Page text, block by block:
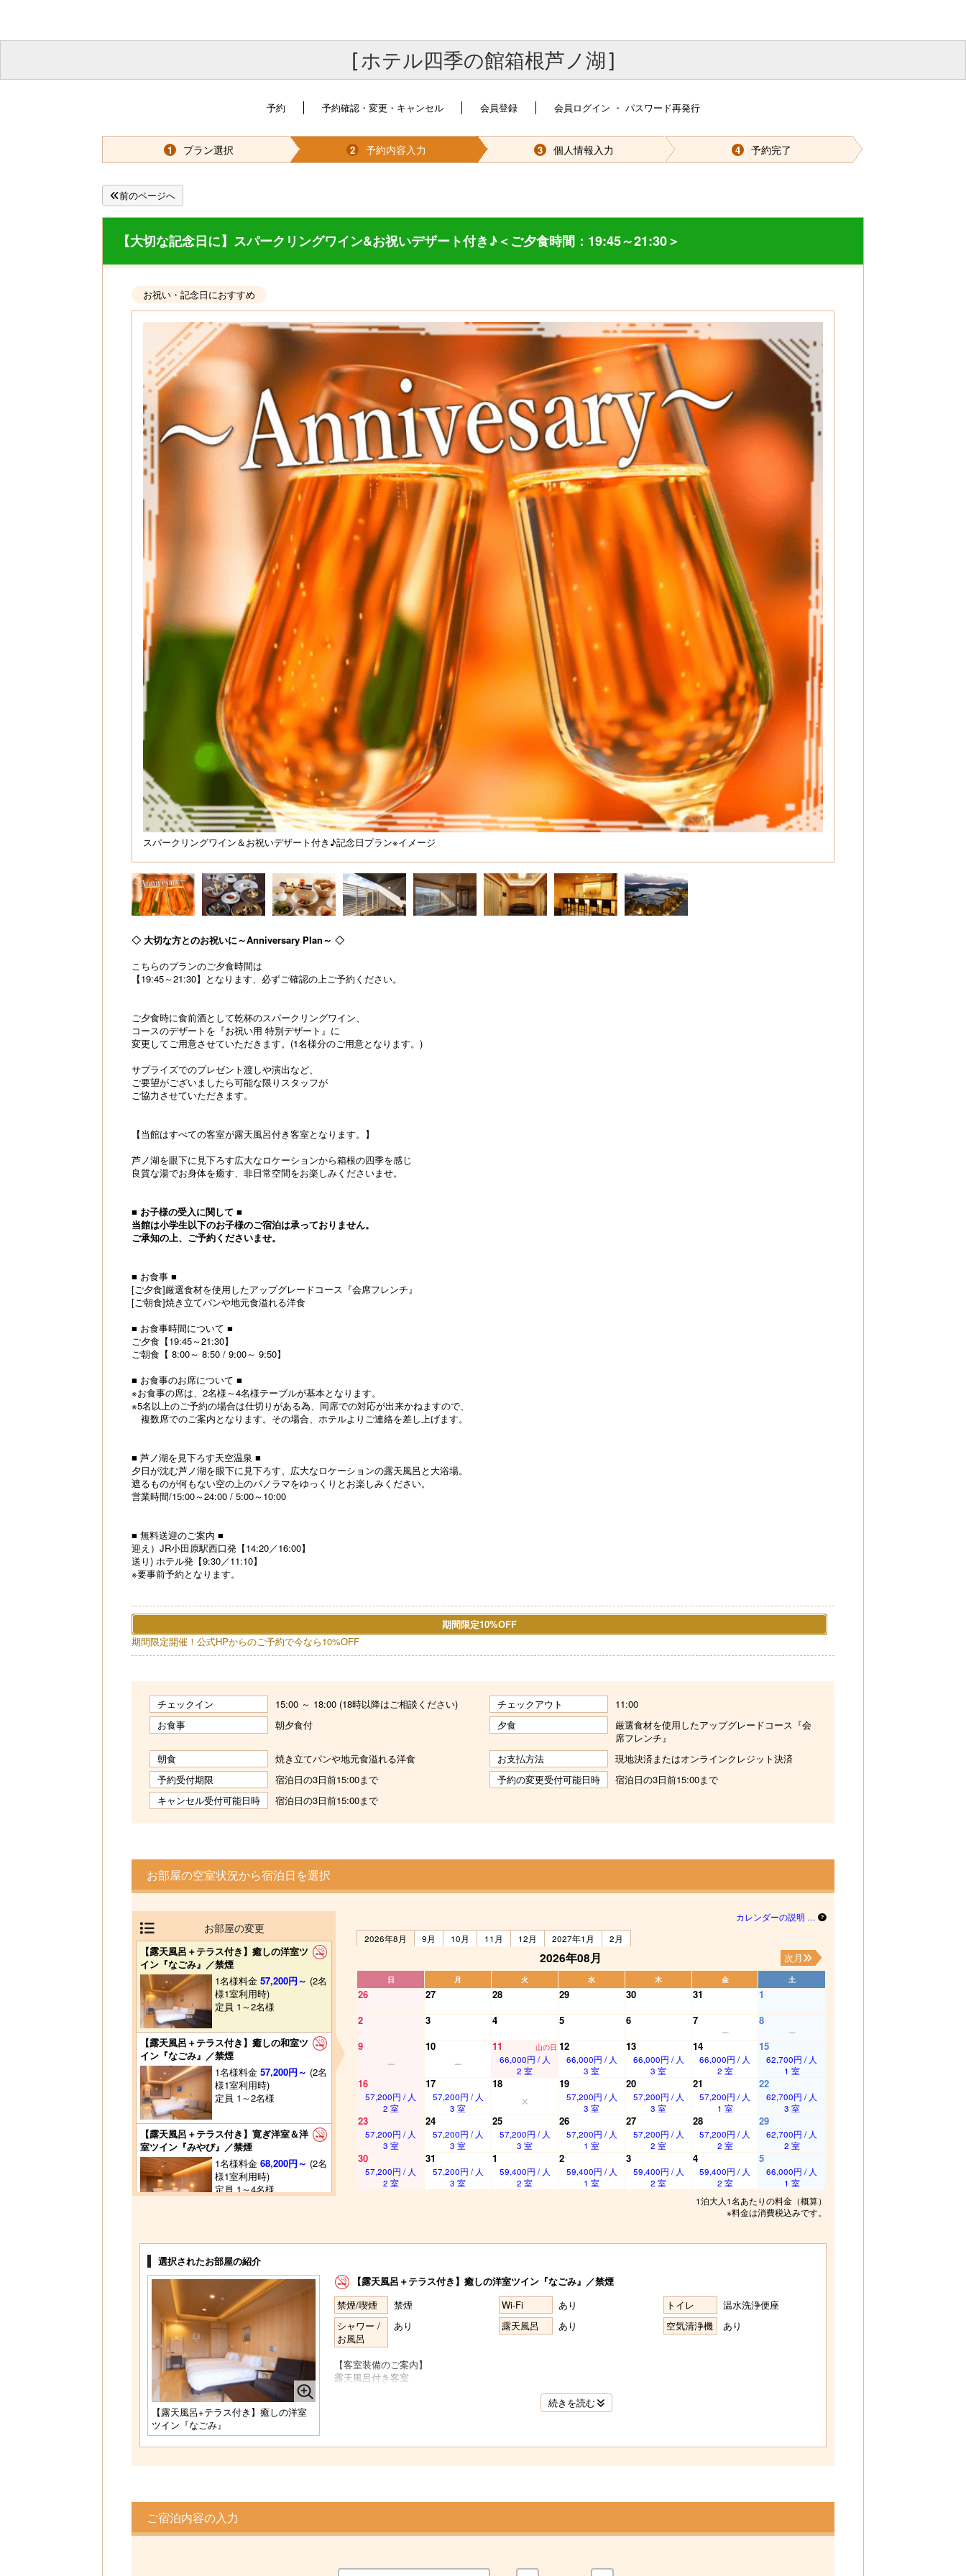
[ホテル四季の館箱根芦ノ湖]
予約 予約確認・変更・キャンセル 会員登録 会員ログイン ・ パスワード再発行
1 プラン選択 2 予約内容入力 3 個人情報入力 4 予約完了
前のページへ
【大切な記念日に】スパークリングワイン&お祝いデザート付き♪＜ご夕食時間：19:45～21:30＞
お祝い・記念日におすすめ
スパークリングワイン＆お祝いデザート付き♪記念日プラン※イメージ
◇ 大切な方とのお祝いに～Anniversary Plan～ ◇
こちらのプランのご夕食時間は
【19:45～21:30】となります、必ずご確認の上ご予約ください。
ご夕食時に食前酒として乾杯のスパークリングワイン、
コースのデザートを『お祝い用 特別デザート』に
変更してご用意させていただきます。(1名様分のご用意となります。)
サプライズでのプレゼント渡しや演出など、
ご要望がございましたら可能な限りスタッフが
ご協力させていただきます。
【当館はすべての客室が露天風呂付き客室となります。】
芦ノ湖を眼下に見下ろす広大なロケーションから箱根の四季を感じ
良質な湯でお身体を癒す、非日常空間をお楽しみくださいませ。
■ お子様の受入に関して ■
当館は小学生以下のお子様のご宿泊は承っておりません。
ご承知の上、ご予約くださいませ。
■ お食事 ■
[ご夕食]厳選食材を使用したアップグレードコース『会席フレンチ』
[ご朝食]焼き立てパンや地元食溢れる洋食
■ お食事時間について ■
ご夕食【19:45～21:30】
ご朝食【 8:00～ 8:50 / 9:00～ 9:50】
■ お食事のお席について ■
※お食事の席は、2名様～4名様テーブルが基本となります。
※5名以上のご予約の場合は仕切りがある為、同席での対応が出来かねますので、
複数席でのご案内となります。その場合、ホテルよりご連絡を差し上げます。
■ 芦ノ湖を見下ろす天空温泉 ■
夕日が沈む芦ノ湖を眼下に見下ろす、広大なロケーションの露天風呂と大浴場。
遮るものが何もない空の上のパノラマをゆっくりとお楽しみください。
営業時間/15:00～24:00 / 5:00～10:00
■ 無料送迎のご案内 ■
迎え）JR小田原駅西口発【14:20／16:00】
送り) ホテル発【9:30／11:10】
※要事前予約となります。
期間限定10%OFF
期間限定開催！公式HPからのご予約で今なら10%OFF
チェックイン 15:00 ～ 18:00 (18時以降はご相談ください) チェックアウト
11:00
お食事
朝夕食付 夕食
厳選食材を使用したアップグレードコース『会
席フレンチ』
朝食
焼き立てパンや地元食溢れる洋食 お支払方法
現地決済またはオンラインクレジット決済
予約受付期限
宿泊日の3日前15:00まで 予約の変更受付可能日時
宿泊日の3日前15:00まで
キャンセル受付可能日時
宿泊日の3日前15:00まで
お部屋の空室状況から宿泊日を選択
お部屋の変更
【露天風呂＋テラス付き】癒しの洋室ツ
イン『なごみ』／禁煙
1名様料金57,200円～ (2名
様1室利用時)
定員 1～2名様
【露天風呂＋テラス付き】癒しの和室ツ
イン『なごみ』／禁煙
1名様料金57,200円～ (2名
様1室利用時)
定員 1～2名様
【露天風呂＋テラス付き】寛ぎ洋室＆洋
室ツイン『みやび』／禁煙
1名様料金68,200円～ (2名
様1室利用時)
定員 1～4名様
1名様料金
様1室利用時)
定員 1～4名様
【露天風呂＋テラス付き】スイートルー
ム『宝富士・赤富士』禁煙
1名様料金
様1室利用時)
定員 1～4名様
カレンダーの説明 …
2026年8月
9月 10月 11月 12月 2027年1月 2月
2026年08月 次月
日 月 火 水 木 金 土
26 27 28 29 30 31
1
2
3 4 5 6 7
8
9
10 11 山の日
66,000円 / 人
2 室
12
66,000円 / 人
3 室
13
66,000円 / 人
3 室
14
66,000円 / 人
2 室
15
62,700円 / 人
1 室
16
57,200円 / 人
2 室
17
57,200円 / 人
3 室
18 19
57,200円 / 人
3 室
20
57,200円 / 人
3 室
21
57,200円 / 人
1 室
22
62,700円 / 人
3 室
23
57,200円 / 人
3 室
24
57,200円 / 人
3 室
25
57,200円 / 人
3 室
26
57,200円 / 人
1 室
27
57,200円 / 人
2 室
28
57,200円 / 人
2 室
29
62,700円 / 人
2 室
30
57,200円 / 人
2 室
31
57,200円 / 人
3 室
1
59,400円 / 人
2 室
2
59,400円 / 人
1 室
3
59,400円 / 人
2 室
4
59,400円 / 人
2 室
5
66,000円 / 人
1 室
1泊大人1名あたりの料金（概算）
※料金は消費税込みです。
選択されたお部屋の紹介
【露天風呂+テラス付き】癒しの洋室
ツイン『なごみ』
【露天風呂＋テラス付き】癒しの洋室ツイン『なごみ』／禁煙
禁煙/喫煙
禁煙 Wi-Fi あり トイレ
温水洗浄便座
シャワー /
お風呂
あり 露天風呂 あり 空気清浄機 あり
【客室装備のご案内】
露天風呂付き客室
液晶テレビ／冷蔵庫 （空の為ご自由にお使い下さい）
お茶セット／湯沸かしポット/ドライヤー
タオル／バスタオル／湯籠／剃刀
続きを読む
ご宿泊内容の入力